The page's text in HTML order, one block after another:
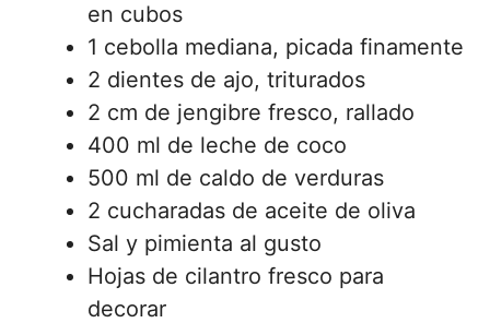
en cubos
1 cebolla mediana, picada finamente
2 dientes de ajo, triturados
2 cm de jengibre fresco, rallado
400 ml de leche de coco
500 ml de caldo de verduras
2 cucharadas de aceite de oliva
Sal y pimienta al gusto
Hojas de cilantro fresco para
decorar